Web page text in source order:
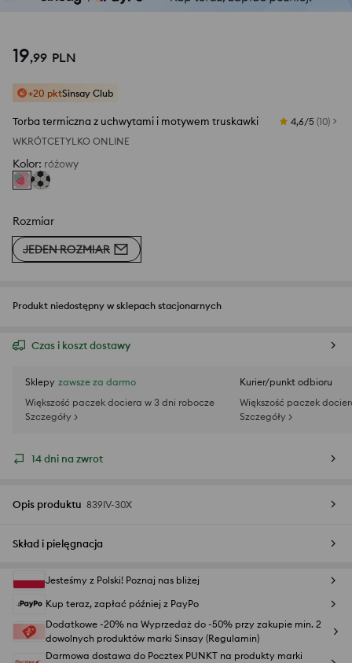
19,99 PLN
+20 pktSinsay Club
Torba termiczna z uchwytami i motywem truskawki 4,6/5 (10)
WKRÓTCETYLKO ONLINE
Kolor: różowy
Rozmiar
JEDEN ROZMIAR
Produkt niedostępny w sklepach stacjonarnych
Czas i koszt dostawy
Sklepy zawsze za darmo
Większość paczek dociera w 3 dni robocze
Szczegóły >
Kurier/punkt odbioru
Większość paczek
Szczegóły >
14 dni na zwrot
Opis produktu 839IV-30X
Skład i pielęgnacja
Jesteśmy z Polski! Poznaj nas bliżej
Kup teraz, zapłać później z PayPo
Dodatkowe -20% na Wyprzedaż do -50% przy zakupie min. 2
dowolnych produktów marki Sinsay (Regulamin)
Darmowa dostawa do Pocztex PUNKT na produkty marki